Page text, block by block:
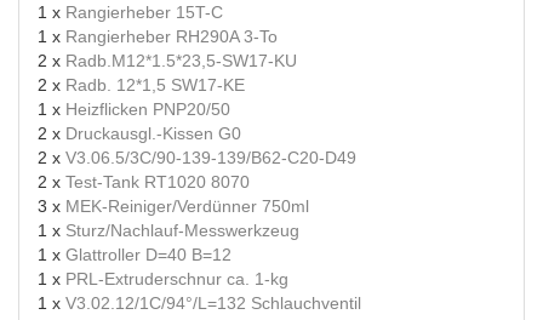
1 x Rangierheber 15T-C
1 x Rangierheber RH290A 3-To
2 x Radb.M12*1.5*23,5-SW17-KU
2 x Radb. 12*1,5 SW17-KE
1 x Heizflicken PNP20/50
2 x Druckausgl.-Kissen G0
2 x V3.06.5/3C/90-139-139/B62-C20-D49
2 x Test-Tank RT1020 8070
3 x MEK-Reiniger/Verdünner 750ml
1 x Sturz/Nachlauf-Messwerkzeug
1 x Glattroller D=40 B=12
1 x PRL-Extruderschnur ca. 1-kg
1 x V3.02.12/1C/94°/L=132 Schlauchventil